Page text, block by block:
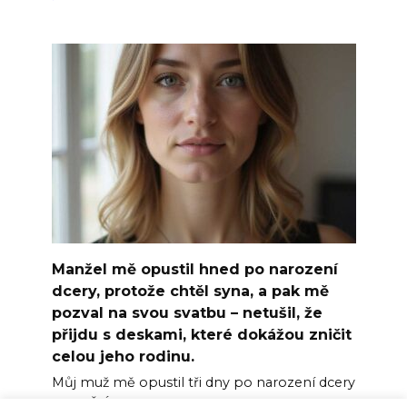
Manžel mě opustil hned po narození
dcery, protože chtěl syna, a pak mě
pozval na svou svatbu – netušil, že
přijdu s deskami, které dokážou zničit
celou jeho rodinu.
Můj muž mě opustil tři dny po narození dcery
a o měsíc